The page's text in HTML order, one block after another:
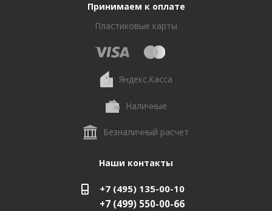
Принимаем к оплате
Пластиковые карты
Яндекс.Касса
Наличные
Безналичный расчет
Наши контакты
+7 (495) 135-00-10
+7 (499) 550-00-66